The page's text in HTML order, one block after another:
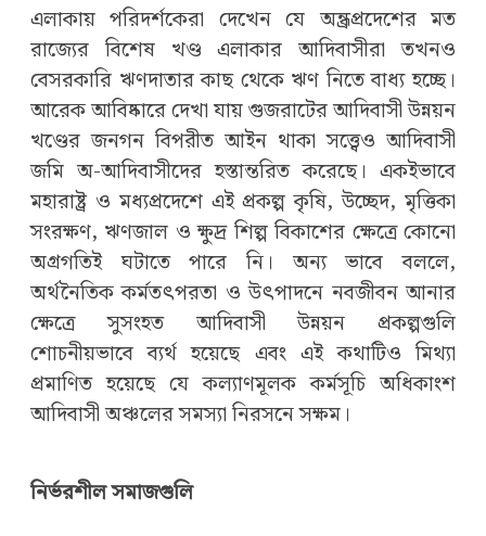
এলাকায় পরিদর্শকেরা দেখেন যে অন্ধ্রপ্রদেশের মত
রাজ্যের বিশেষ খণ্ড এলাকার আদিবাসীরা তখনও
বেসরকারি ঋণদাতার কাছ থেকে ঋণ নিতে বাধ্য হচ্ছে।
আরেক আবিষ্কারে দেখা যায় গুজরাটের আদিবাসী উন্নয়ন
খণ্ডের জনগন বিপরীত আইন থাকা সত্ত্বেও আদিবাসী
জমি অ-আদিবাসীদের হস্তান্তরিত করেছে। একইভাবে
মহারাষ্ট্র ও মধ্যপ্রদেশে এই প্রকল্প কৃষি, উচ্ছেদ, মৃত্তিকা
সংরক্ষণ, ঋণজাল ও ক্ষুদ্র শিল্প বিকাশের ক্ষেত্রে কোনো
অগ্রগতিই ঘটাতে পারে নি। অন্য ভাবে বললে,
অর্থনৈতিক কর্মতৎপরতা ও উৎপাদনে নবজীবন আনার
ক্ষেত্রে সুসংহত আদিবাসী উন্নয়ন প্রকল্পগুলি
শোচনীয়ভাবে ব্যর্থ হয়েছে এবং এই কথাটিও মিথ্যা
প্রমাণিত হয়েছে যে কল্যাণমূলক কর্মসূচি অধিকাংশ
আদিবাসী অঞ্চলের সমস্যা নিরসনে সক্ষম।
নির্ভরশীল সমাজগুলি